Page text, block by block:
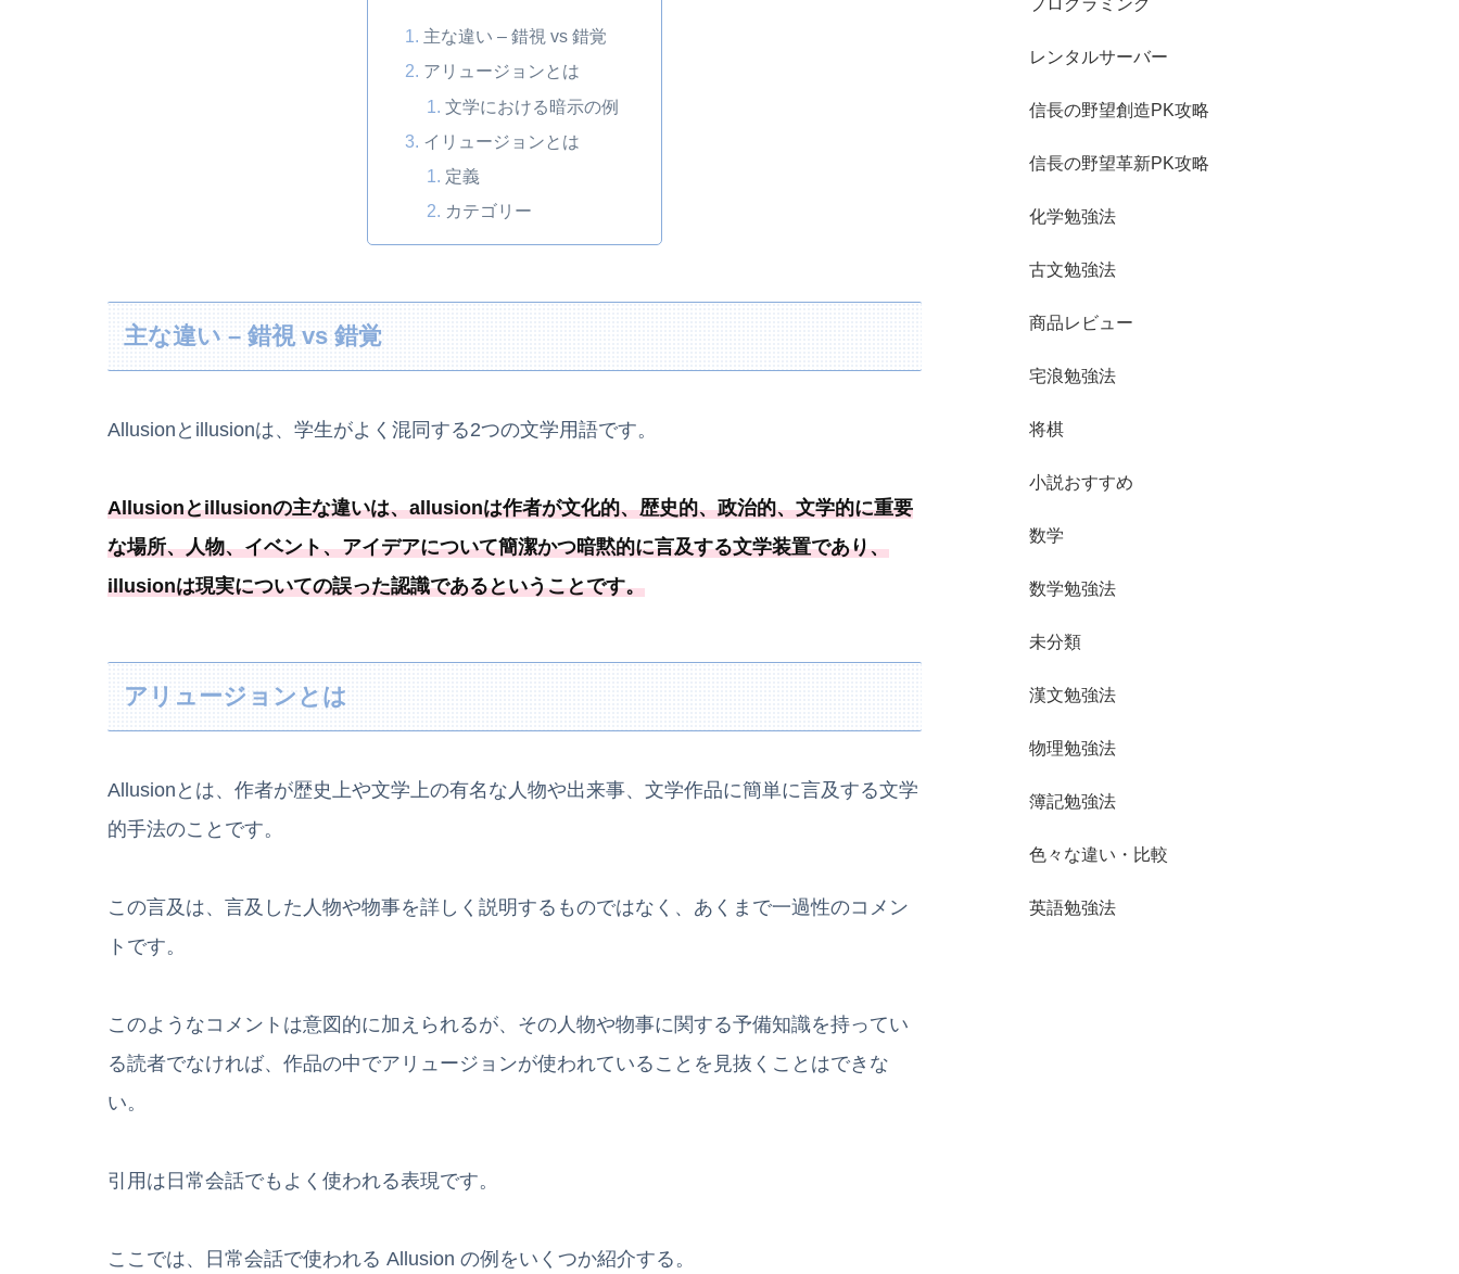
主な違い – 錯視 vs 錯覚
アリュージョンとは
文学における暗示の例
イリュージョンとは
定義
カテゴリー
主な違い – 錯視 vs 錯覚
Allusionとillusionは、学生がよく混同する2つの文学用語です。
Allusionとillusionの主な違いは、allusionは作者が文化的、歴史的、政治的、文学的に重要
な場所、人物、イベント、アイデアについて簡潔かつ暗黙的に言及する文学装置であり、
illusionは現実についての誤った認識であるということです。
アリュージョンとは
Allusionとは、作者が歴史上や文学上の有名な人物や出来事、文学作品に簡単に言及する文学
的手法のことです。
この言及は、言及した人物や物事を詳しく説明するものではなく、あくまで一過性のコメン
トです。
このようなコメントは意図的に加えられるが、その人物や物事に関する予備知識を持ってい
る読者でなければ、作品の中でアリュージョンが使われていることを見抜くことはできな
い。
引用は日常会話でもよく使われる表現です。
ここでは、日常会話で使われる Allusion の例をいくつか紹介する。
レンタルサーバー
信長の野望創造PK攻略
信長の野望革新PK攻略
化学勉強法
古文勉強法
商品レビュー
宅浪勉強法
将棋
小説おすすめ
数学
数学勉強法
未分類
漢文勉強法
物理勉強法
簿記勉強法
色々な違い・比較
英語勉強法